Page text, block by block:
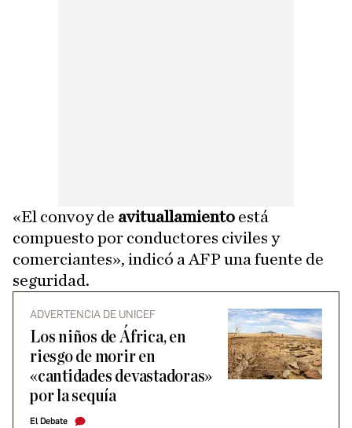
«El convoy de avituallamiento está
compuesto por conductores civiles y
comerciantes», indicó a AFP una fuente de
seguridad.
ADVERTENCIA DE UNICEF
Los niños de África, en
riesgo de morir en
«cantidades devastadoras»
por la sequía
El Debate